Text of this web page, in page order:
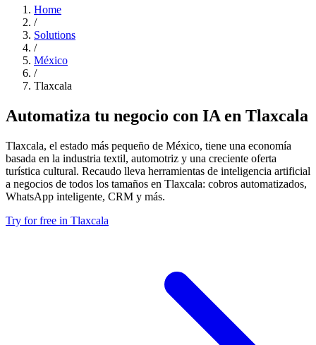
Home
/
Solutions
/
México
/
Tlaxcala
Automatiza tu negocio con IA en Tlaxcala
Tlaxcala, el estado más pequeño de México, tiene una economía
basada en la industria textil, automotriz y una creciente oferta
turística cultural. Recaudo lleva herramientas de inteligencia artificial
a negocios de todos los tamaños en Tlaxcala: cobros automatizados,
WhatsApp inteligente, CRM y más.
Try for free in Tlaxcala